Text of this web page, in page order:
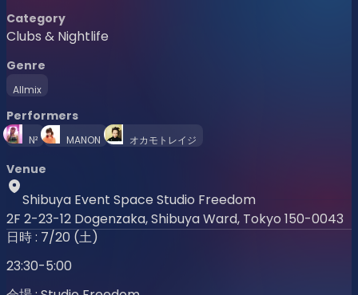
Category
Clubs & Nightlife
Genre
Allmix
Performers
N² MANON オカモトレイジ
Venue
Shibuya Event Space Studio Freedom
2F 2-23-12 Dogenzaka, Shibuya Ward, Tokyo 150-0043
日時 : 7/20 (土)
23:30-5:00